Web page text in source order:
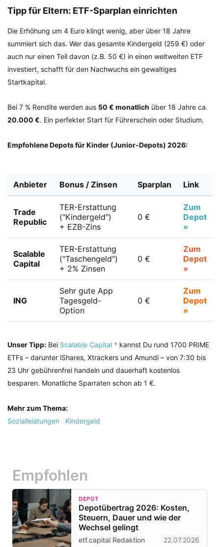
Tipp für Eltern: ETF-Sparplan einrichten
Die Erhöhung um 4 Euro klingt wenig, aber über 18 Jahre
summiert sich das. Wer das gesamte Kindergeld (259 €) oder
auch nur einen Teil davon (z.B. 50 €) in einen weltweiten ETF
investiert, schafft für den Nachwuchs ein gewaltiges
Startkapital.
Bei 7 % Rendite werden aus 50 € monatlich über 18 Jahre ca.
20.000 €. Ein perfekter Start für Führerschein oder Studium.
Empfohlene Depots für Kinder (Junior-Depots) 2026:
Anbieter Bonus / Zinsen Sparplan Link
Trade
Republic
TER-Erstattung
("Kindergeld")
+ EZB-Zins
0 €
Zum
Depot
»
Scalable
Capital
TER-Erstattung
("Taschengeld")
+ 2% Zinsen
0 €
Zum
Depot
»
ING
Sehr gute App
Tagesgeld-
Option
0 €
Zum
Depot
»
Unser Tipp: Bei Scalable Capital * kannst Du rund 1700 PRIME
ETFs – darunter iShares, Xtrackers und Amundi – von 7:30 bis
23 Uhr gebührenfrei handeln und dauerhaft kostenlos
besparen. Monatliche Sparraten schon ab 1 €.
Mehr zum Thema:
Sozialleistungen
Kindergeld
Empfohlen
DEPOT
Depotübertrag 2026: Kosten,
Steuern, Dauer und wie der
Wechsel gelingt
etf.capital Redaktion 22.07.2026